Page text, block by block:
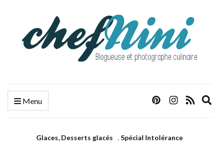
Menu
Glaces, Desserts glacés , Spécial Intolérance